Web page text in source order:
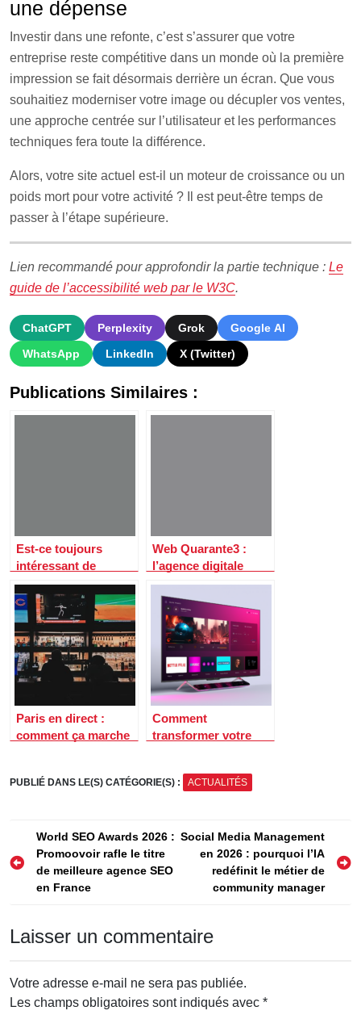
une dépense
Investir dans une refonte, c’est s’assurer que votre
entreprise reste compétitive dans un monde où la première
impression se fait désormais derrière un écran. Que vous
souhaitiez moderniser votre image ou décupler vos ventes,
une approche centrée sur l’utilisateur et les performances
techniques fera toute la différence.
Alors, votre site actuel est-il un moteur de croissance ou un
poids mort pour votre activité ? Il est peut-être temps de
passer à l’étape supérieure.
Lien recommandé pour approfondir la partie technique : Le
guide de l’accessibilité web par le W3C.
ChatGPT Perplexity Grok
Google AI
WhatsApp
LinkedIn X (Twitter)
Publications Similaires :
Est-ce toujours
intéressant de
travailler avec une
agence web avec
l’essor de l’IA en
2026 ?
Web Quarante3 :
l’agence digitale
innovante qui
propulse les
entreprises de Haute-
Loire
Paris en direct :
comment ça marche
plus populaire
Comment
transformer votre
complet
PUBLIÉ DANS LE(S) CATÉGORIE(S) : ACTUALITÉS
Navigation
de
l’article
World SEO Awards 2026 :
Promoovoir rafle le titre
de meilleure agence SEO
en France
Social Media Management
en 2026 : pourquoi l’IA
redéfinit le métier de
community manager
Laisser un commentaire
Votre adresse e-mail ne sera pas publiée.
Les champs obligatoires sont indiqués avec *